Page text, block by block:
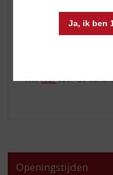
Ja, ik ben
steeds meer
Klikhiervoor de
Openingstijden